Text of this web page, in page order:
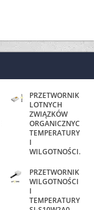
PRZETWORNIK
LOTNYCH
ZWIĄZKÓW
ORGANICZNYCH,
TEMPERATURY
I
WILGOTNOŚCI...
PRZETWORNIK
WILGOTNOŚCI
I
TEMPERATURY